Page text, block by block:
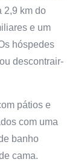
2,9 km do
e um
hóspedes
descontrair-
pátios e
com uma
banho
cama.